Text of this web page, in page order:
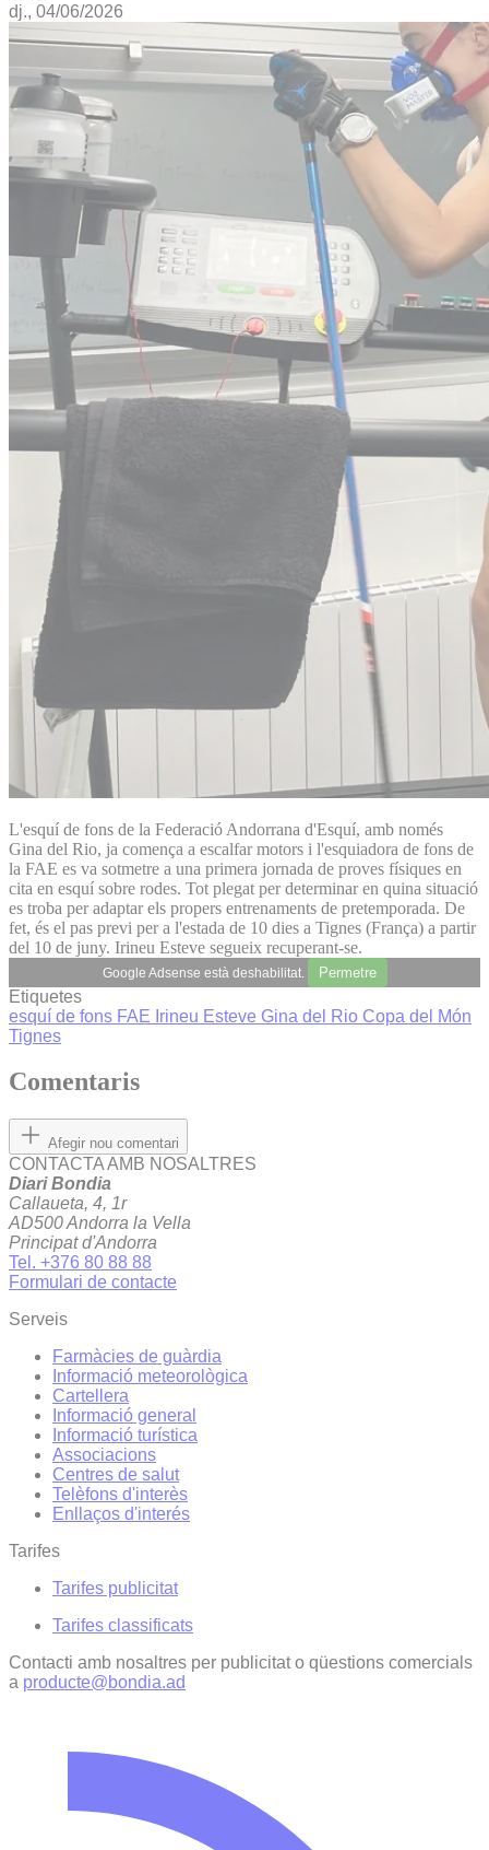
dj., 04/06/2026
L'esquí de fons de la Federació Andorrana d'Esquí, amb només
Gina del Rio, ja comença a escalfar motors i l'esquiadora de fons de
la FAE es va sotmetre a una primera jornada de proves físiques en
cita en esquí sobre rodes. Tot plegat per determinar en quina situació
es troba per adaptar els propers entrenaments de pretemporada. De
fet, és el pas previ per a l'estada de 10 dies a Tignes (França) a partir
del 10 de juny. Irineu Esteve segueix recuperant-se.
Google Adsense està deshabilitat. Permetre
Etiquetes
esquí de fons FAE Irineu Esteve Gina del Rio Copa del Món
Tignes
Comentaris
Afegir nou comentari
CONTACTA AMB NOSALTRES
Diari Bondia
Callaueta, 4, 1r
AD500 Andorra la Vella
Principat d'Andorra
Tel. +376 80 88 88
Formulari de contacte
Serveis
Farmàcies de guàrdia
Informació meteorològica
Cartellera
Informació general
Informació turística
Associacions
Centres de salut
Telèfons d'interès
Enllaços d'interés
Tarifes
Tarifes publicitat
Tarifes classificats
Contacti amb nosaltres per publicitat o qüestions comercials
a producte@bondia.ad